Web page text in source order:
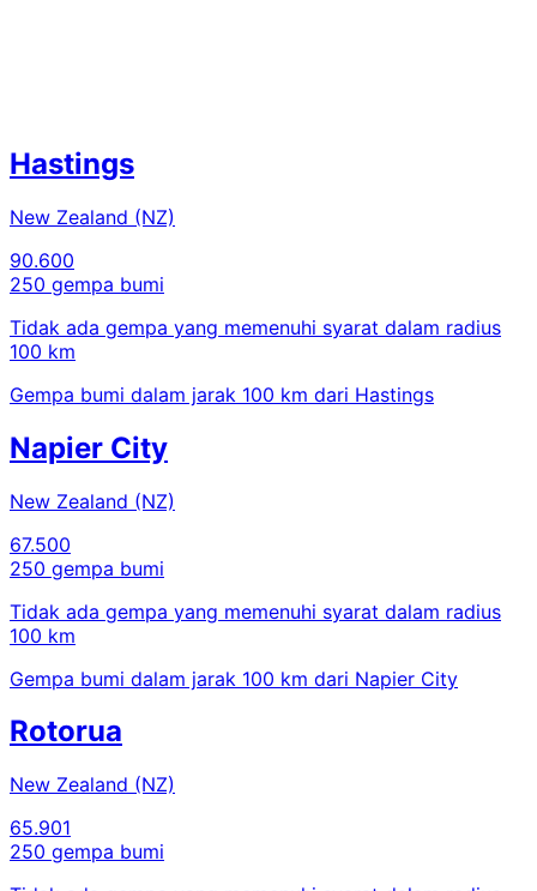
Hastings
New Zealand (NZ)
90.600
250 gempa bumi
Tidak ada gempa yang memenuhi syarat dalam radius
100 km
Gempa bumi dalam jarak 100 km dari Hastings
Napier City
New Zealand (NZ)
67.500
250 gempa bumi
Tidak ada gempa yang memenuhi syarat dalam radius
100 km
Gempa bumi dalam jarak 100 km dari Napier City
Rotorua
New Zealand (NZ)
65.901
250 gempa bumi